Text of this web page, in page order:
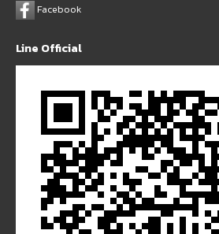
Facebook
Line Official